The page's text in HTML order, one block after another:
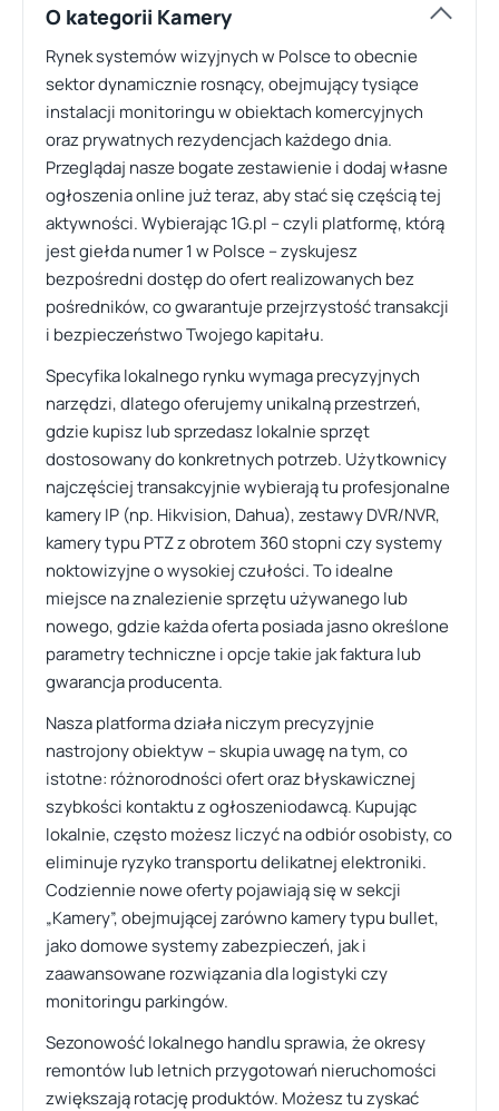
O kategorii Kamery
Rynek systemów wizyjnych w Polsce to obecnie
sektor dynamicznie rosnący, obejmujący tysiące
instalacji monitoringu w obiektach komercyjnych
oraz prywatnych rezydencjach każdego dnia.
Przeglądaj nasze bogate zestawienie i dodaj własne
ogłoszenia online już teraz, aby stać się częścią tej
aktywności. Wybierając 1G.pl – czyli platformę, którą
jest giełda numer 1 w Polsce – zyskujesz
bezpośredni dostęp do ofert realizowanych bez
pośredników, co gwarantuje przejrzystość transakcji
i bezpieczeństwo Twojego kapitału.
Specyfika lokalnego rynku wymaga precyzyjnych
narzędzi, dlatego oferujemy unikalną przestrzeń,
gdzie kupisz lub sprzedasz lokalnie sprzęt
dostosowany do konkretnych potrzeb. Użytkownicy
najczęściej transakcyjnie wybierają tu profesjonalne
kamery IP (np. Hikvision, Dahua), zestawy DVR/NVR,
kamery typu PTZ z obrotem 360 stopni czy systemy
noktowizyjne o wysokiej czułości. To idealne
miejsce na znalezienie sprzętu używanego lub
nowego, gdzie każda oferta posiada jasno określone
parametry techniczne i opcje takie jak faktura lub
gwarancja producenta.
Nasza platforma działa niczym precyzyjnie
nastrojony obiektyw – skupia uwagę na tym, co
istotne: różnorodności ofert oraz błyskawicznej
szybkości kontaktu z ogłoszeniodawcą. Kupując
lokalnie, często możesz liczyć na odbiór osobisty, co
eliminuje ryzyko transportu delikatnej elektroniki.
Codziennie nowe oferty pojawiają się w sekcji
„Kamery”, obejmującej zarówno kamery typu bullet,
jako domowe systemy zabezpieczeń, jak i
zaawansowane rozwiązania dla logistyki czy
monitoringu parkingów.
Sezonowość lokalnego handlu sprawia, że okresy
remontów lub letnich przygotowań nieruchomości
zwiększają rotację produktów. Możesz tu zyskać